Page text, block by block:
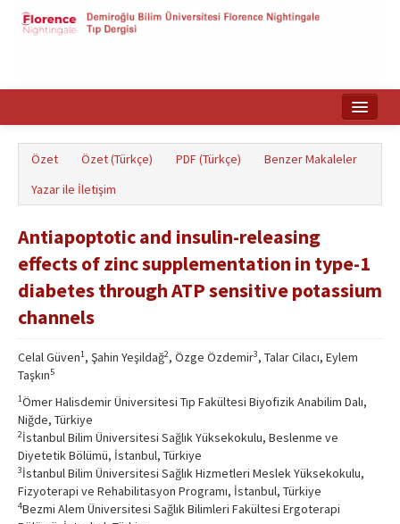
English
Özet Özet (Türkçe) PDF (Türkçe)
Benzer Makaleler
Yazar ile İletişim
Antiapoptotic and insulin-releasing
effects of zinc supplementation in type-1
diabetes through ATP sensitive potassium
channels
Celal Güven1, Şahin Yeşildağ2, Özge Özdemir3, Talar Cilacı, Eylem
Taşkın5
1Ömer Halisdemir Üniversitesi Tıp Fakültesi Biyofizik Anabilim Dalı,
Niğde, Türkiye
2İstanbul Bilim Üniversitesi Sağlık Yüksekokulu, Beslenme ve
Diyetetik Bölümü, İstanbul, Türkiye
3İstanbul Bilim Üniversitesi Sağlık Hizmetleri Meslek Yüksekokulu,
Fizyoterapi ve Rehabilitasyon Programı, İstanbul, Türkiye
4Bezmi Alem Üniversitesi Sağlık Bilimleri Fakültesi Ergoterapi